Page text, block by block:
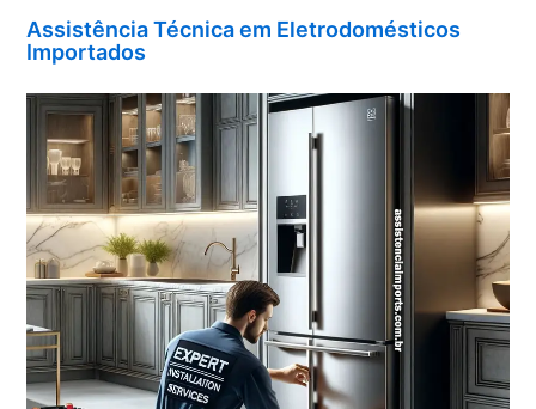
Assistência Técnica em Eletrodomésticos
Importados